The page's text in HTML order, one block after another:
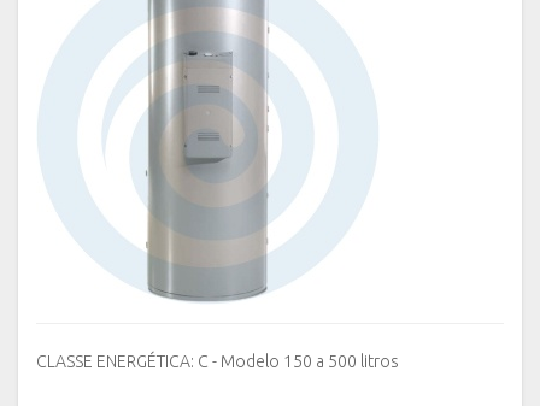
CLASSE ENERGÉTICA: C - Modelo 150 a 500 litros